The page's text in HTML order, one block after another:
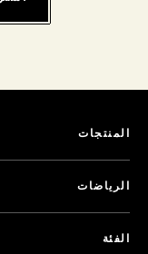
المنتجات
الرياضات
الفئة